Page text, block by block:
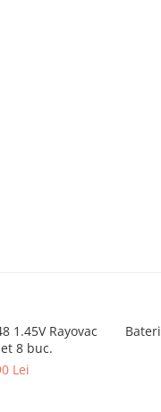
1.45V Rayovac
8 buc.
Lei